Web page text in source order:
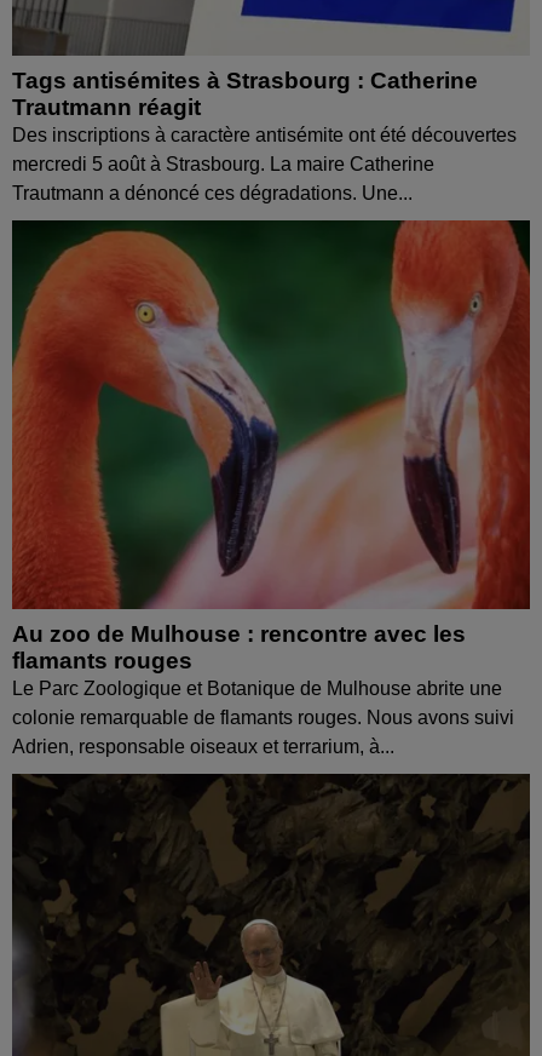
Tags antisémites à Strasbourg : Catherine
Trautmann réagit
Des inscriptions à caractère antisémite ont été découvertes
mercredi 5 août à Strasbourg. La maire Catherine
Trautmann a dénoncé ces dégradations. Une...
Au zoo de Mulhouse : rencontre avec les
flamants rouges
Le Parc Zoologique et Botanique de Mulhouse abrite une
colonie remarquable de flamants rouges. Nous avons suivi
Adrien, responsable oiseaux et terrarium, à...